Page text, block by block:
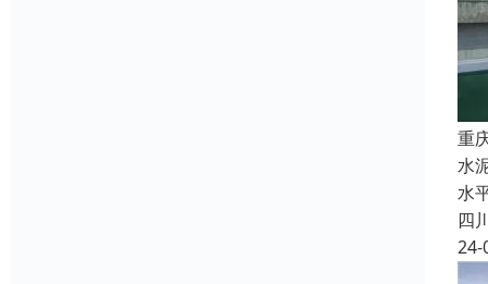
重
水
水
四
24-